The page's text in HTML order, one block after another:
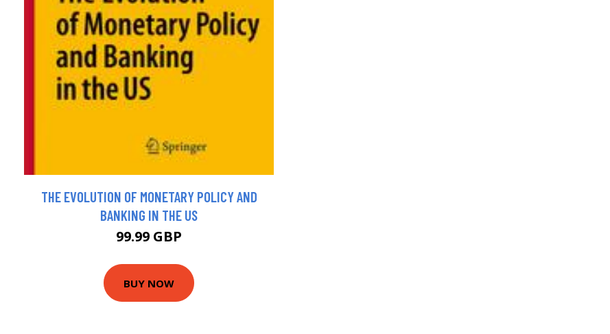
THE EVOLUTION OF MONETARY POLICY AND
BANKING IN THE US
99.99 GBP
BUY NOW